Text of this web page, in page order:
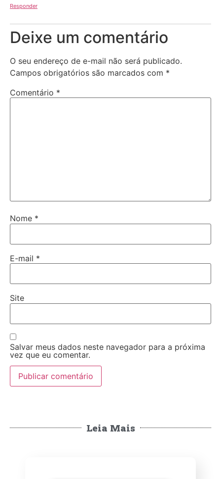
Responder
Deixe um comentário
O seu endereço de e-mail não será publicado.
Campos obrigatórios são marcados com *
Comentário *
Nome *
E-mail *
Site
Salvar meus dados neste navegador para a próxima
vez que eu comentar.
Leia Mais